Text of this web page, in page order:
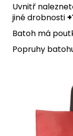
Uvnitř
jiné drobnosti
Batoh má
Popruhy